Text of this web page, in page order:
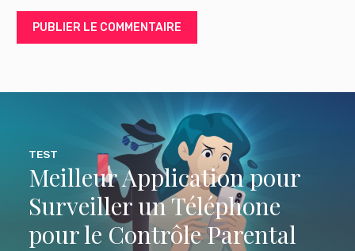
Meilleur Application pour
Surveiller un Téléphone
pour le Contrôle Parental
TEST